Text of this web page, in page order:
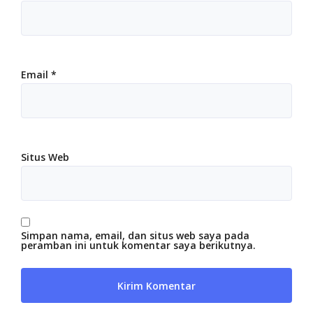
Email *
Situs Web
Simpan nama, email, dan situs web saya pada
peramban ini untuk komentar saya berikutnya.